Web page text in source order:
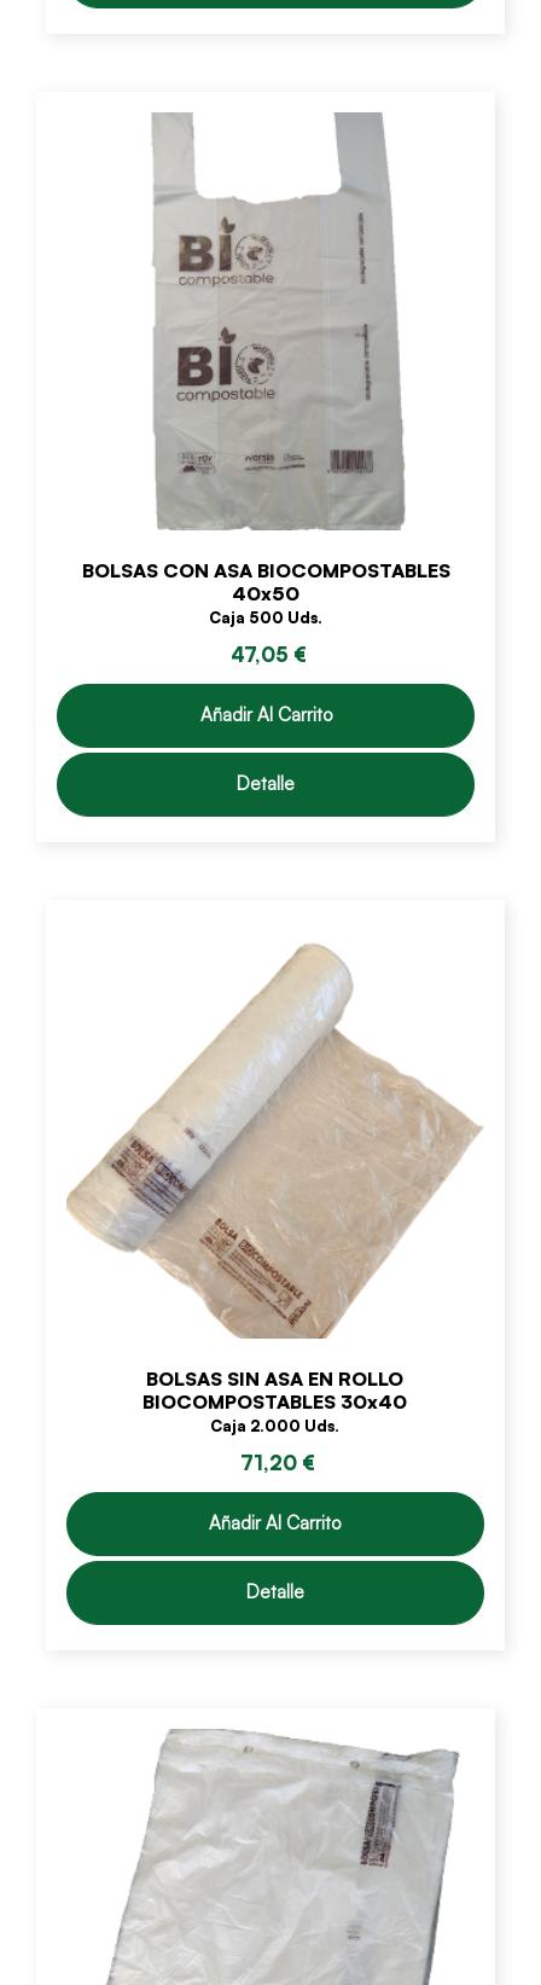
BOLSAS CON ASA BIOCOMPOSTABLES
40x50
Caja 500 Uds.
47,05 €
Añadir Al Carrito
Detalle
BOLSAS SIN ASA EN ROLLO
BIOCOMPOSTABLES 30x40
Caja 2.000 Uds.
71,20 €
Añadir Al Carrito
Detalle